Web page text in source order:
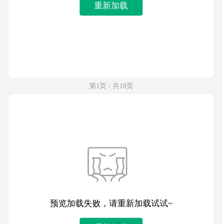
重新加载
第1页 / 共18页
预览加载失败，请重新加载试试~